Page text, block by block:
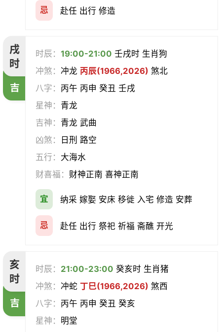
忌 赴任 出行 修造
戌
时
吉
时辰：19:00-21:00 壬戌时 生肖狗
冲煞：冲龙 丙辰(1966,2026) 煞北
八字： 丙午 丙申 癸丑 壬戌
星神： 青龙
吉神： 青龙 武曲
凶煞：
日刑 路空
五行： 大海水
财喜福： 财神正南 喜神正南
宜 纳采 嫁娶 安床 移徙 入宅 修造 安葬
忌 赴任 出行 祭祀 祈福 斋醮 开光
亥
时
吉
时辰： 21:00-23:00 癸亥时 生肖猪
冲煞：冲蛇 丁巳(1966,2026) 煞西
八字： 丙午 丙申 癸丑 癸亥
星神： 明堂